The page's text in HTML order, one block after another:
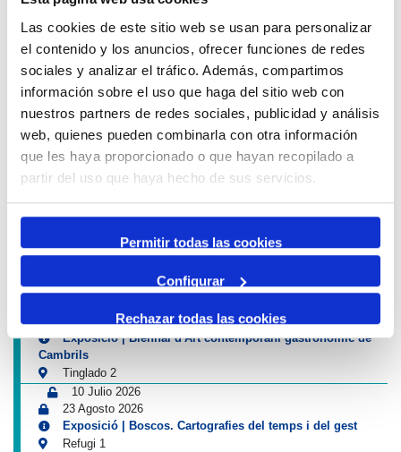
Las cookies de este sitio web se usan para personalizar
el contenido y los anuncios, ofrecer funciones de redes
sociales y analizar el tráfico. Además, compartimos
información sobre el uso que haga del sitio web con
nuestros partners de redes sociales, publicidad y análisis
web, quienes pueden combinarla con otra información
que les haya proporcionado o que hayan recopilado a
partir del uso que haya hecho de sus servicios.
Permitir todas las cookies
Configurar
Rechazar todas las cookies
ACTIVIDADES EDUCATIVAS
Aviso de circulación
12 Agosto 2026
-
Km 0
Próximas actividades Puerto y Ciudad
13 Septiembre 2026
Exposició | Biennal d'Art contemporani gastronòmic de
Cambrils
Tinglado 2
10 Julio 2026
23 Agosto 2026
Exposició | Boscos. Cartografies del temps i del gest
Refugi 1